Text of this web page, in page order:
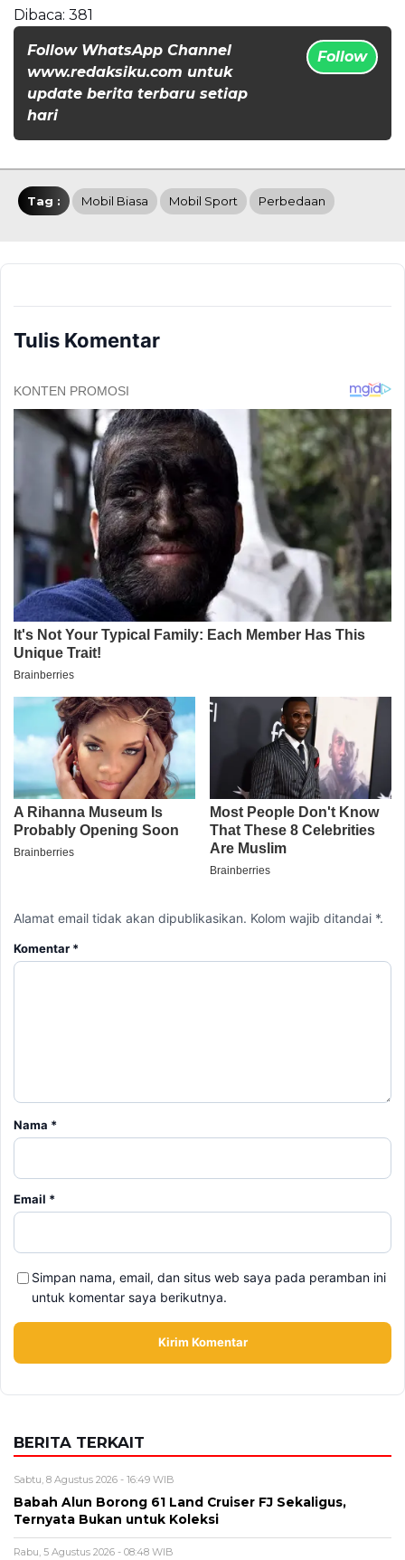
Dibaca: 381
Follow WhatsApp Channel
www.redaksiku.com untuk
update berita terbaru setiap
hari
Follow
Tag : Mobil Biasa Mobil Sport Perbedaan
Tulis Komentar
Alamat email tidak akan dipublikasikan. Kolom wajib ditandai *.
Komentar *
Nama *
Email *
Simpan nama, email, dan situs web saya pada peramban ini
untuk komentar saya berikutnya.
BERITA TERKAIT
Sabtu, 8 Agustus 2026 - 16:49 WIB
Babah Alun Borong 61 Land Cruiser FJ Sekaligus,
Ternyata Bukan untuk Koleksi
Rabu, 5 Agustus 2026 - 08:48 WIB